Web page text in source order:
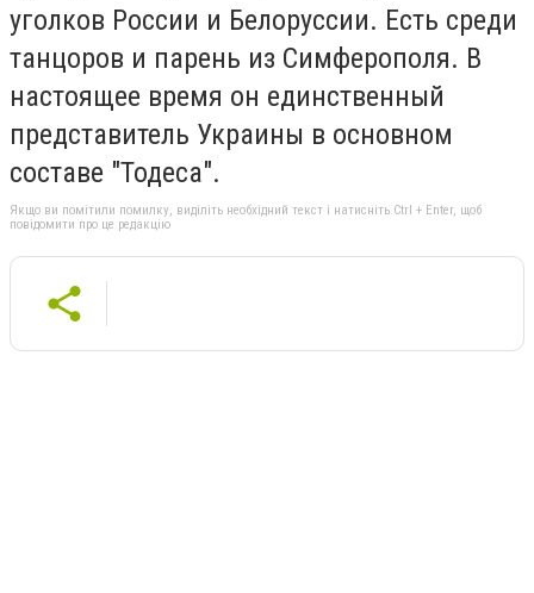
уголков России и Белоруссии. Есть среди
танцоров и парень из Симферополя. В
настоящее время он единственный
представитель Украины в основном
составе "Тодеса".
Якщо ви помітили помилку, виділіть необхідний текст і натисніть Ctrl + Enter, щоб
повідомити про це редакцію